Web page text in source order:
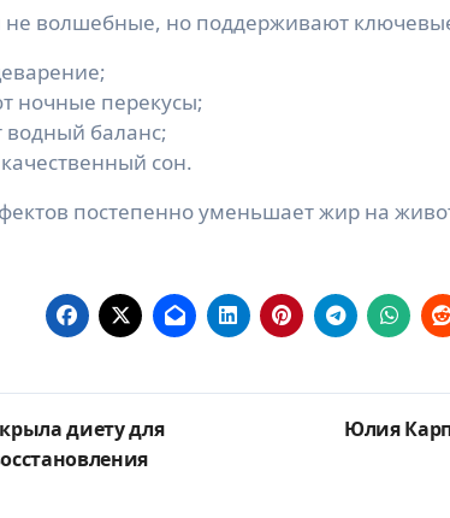
не волшебные, но поддерживают
ночные перекусы;
баланс;
сон.
постепенно уменьшает жир на
диету для
Юлия